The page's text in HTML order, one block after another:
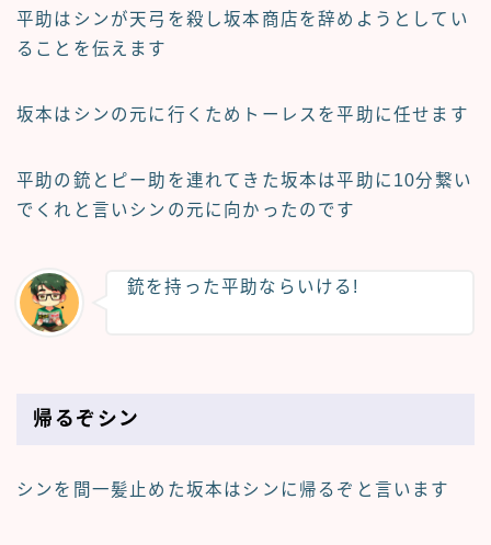
平助はシンが天弓を殺し坂本商店を辞めようとしてい
ることを伝えます
坂本はシンの元に行くためトーレスを平助に任せます
平助の銃とピー助を連れてきた坂本は平助に10分繋い
でくれと言いシンの元に向かったのです
銃を持った平助ならいける!
帰るぞシン
シンを間一髪止めた坂本はシンに帰るぞと言います